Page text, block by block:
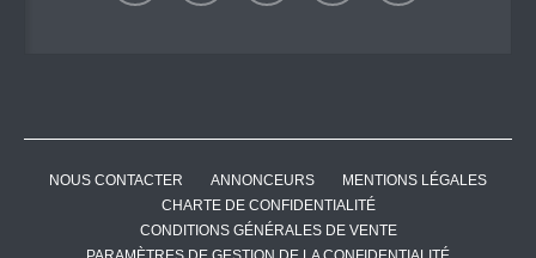
NOUS CONTACTER ANNONCEURS
MENTIONS LÉGALES
CHARTE DE CONFIDENTIALITÉ
CONDITIONS GÉNÉRALES DE VENTE